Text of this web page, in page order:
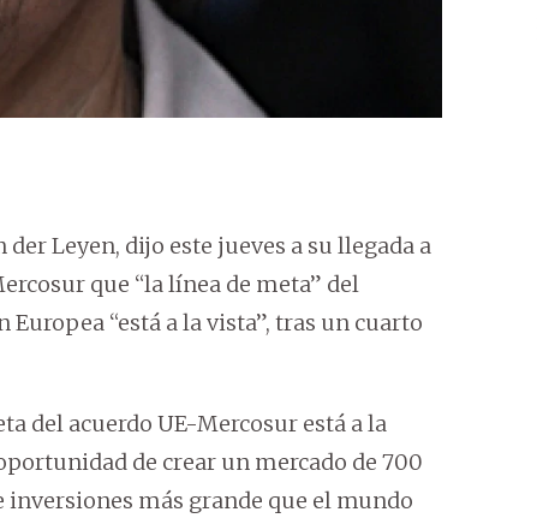
Leyen, dijo este jueves a su llegada a
que “la línea de meta” del
“está a la vista”, tras un cuarto
del acuerdo UE-Mercosur está a la
de crear un mercado de 700
más grande que el mundo